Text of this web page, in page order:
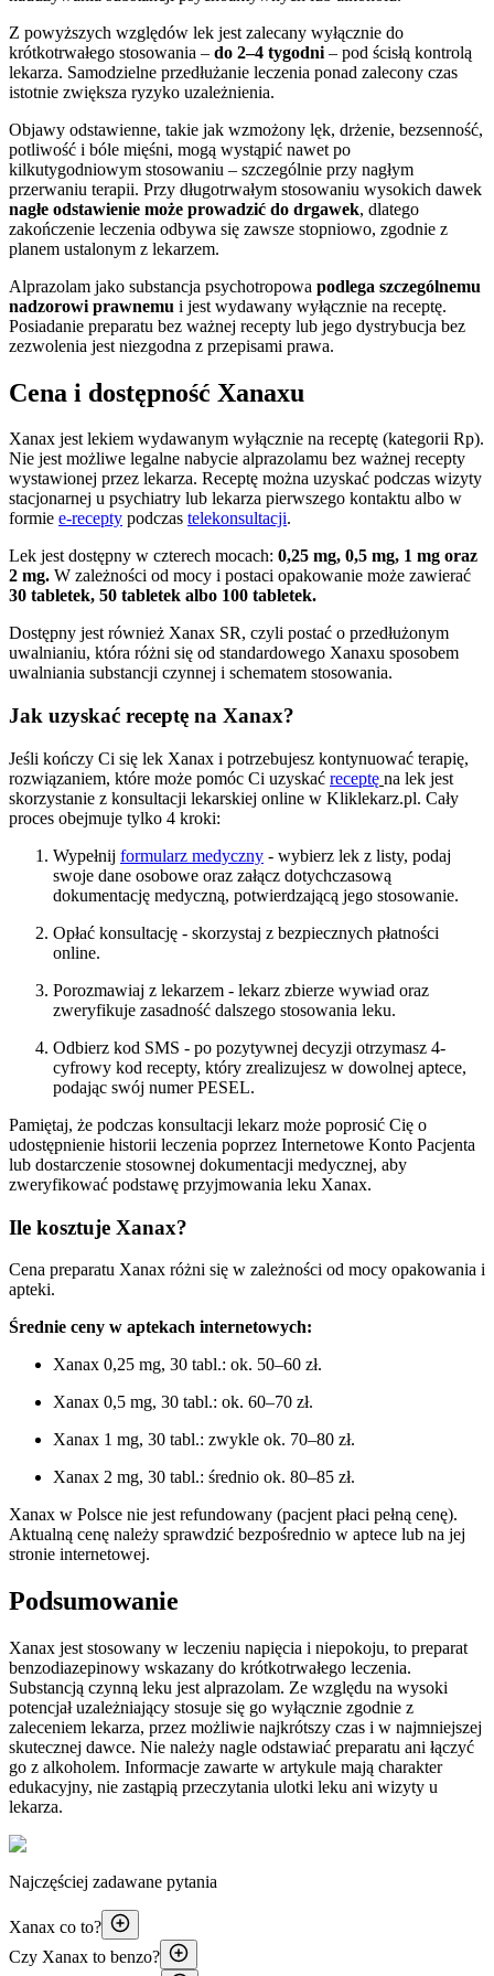
Z powyższych względów lek jest zalecany wyłącznie do
krótkotrwałego stosowania – do 2–4 tygodni – pod ścisłą kontrolą
lekarza. Samodzielne przedłużanie leczenia ponad zalecony czas
istotnie zwiększa ryzyko uzależnienia.
Objawy odstawienne, takie jak wzmożony lęk, drżenie, bezsenność,
potliwość i bóle mięśni, mogą wystąpić nawet po
kilkutygodniowym stosowaniu – szczególnie przy nagłym
przerwaniu terapii. Przy długotrwałym stosowaniu wysokich dawek
nagłe odstawienie może prowadzić do drgawek, dlatego
zakończenie leczenia odbywa się zawsze stopniowo, zgodnie z
planem ustalonym z lekarzem.
Alprazolam jako substancja psychotropowa podlega szczególnemu
nadzorowi prawnemu i jest wydawany wyłącznie na receptę.
Posiadanie preparatu bez ważnej recepty lub jego dystrybucja bez
zezwolenia jest niezgodna z przepisami prawa.
Cena i dostępność Xanaxu
Xanax jest lekiem wydawanym wyłącznie na receptę (kategorii Rp).
Nie jest możliwe legalne nabycie alprazolamu bez ważnej recepty
wystawionej przez lekarza. Receptę można uzyskać podczas wizyty
stacjonarnej u psychiatry lub lekarza pierwszego kontaktu albo w
formie e-recepty podczas telekonsultacji.
Lek jest dostępny w czterech mocach: 0,25 mg, 0,5 mg, 1 mg oraz
2 mg. W zależności od mocy i postaci opakowanie może zawierać
30 tabletek, 50 tabletek albo 100 tabletek.
Dostępny jest również Xanax SR, czyli postać o przedłużonym
uwalnianiu, która różni się od standardowego Xanaxu sposobem
uwalniania substancji czynnej i schematem stosowania.
Jak uzyskać receptę na Xanax?
Jeśli kończy Ci się lek Xanax i potrzebujesz kontynuować terapię,
rozwiązaniem, które może pomóc Ci uzyskać receptę na lek jest
skorzystanie z konsultacji lekarskiej online w Kliklekarz.pl. Cały
proces obejmuje tylko 4 kroki:
Wypełnij formularz medyczny - wybierz lek z listy, podaj
swoje dane osobowe oraz załącz dotychczasową
dokumentację medyczną, potwierdzającą jego stosowanie.
Opłać konsultację - skorzystaj z bezpiecznych płatności
online.
Porozmawiaj z lekarzem - lekarz zbierze wywiad oraz
zweryfikuje zasadność dalszego stosowania leku.
Odbierz kod SMS - po pozytywnej decyzji otrzymasz 4-
cyfrowy kod recepty, który zrealizujesz w dowolnej aptece,
podając swój numer PESEL.
Pamiętaj, że podczas konsultacji lekarz może poprosić Cię o
udostępnienie historii leczenia poprzez Internetowe Konto Pacjenta
lub dostarczenie stosownej dokumentacji medycznej, aby
zweryfikować podstawę przyjmowania leku Xanax.
Ile kosztuje Xanax?
Cena preparatu Xanax różni się w zależności od mocy opakowania i
apteki.
Średnie ceny w aptekach internetowych:
Xanax 0,25 mg, 30 tabl.: ok. 50–60 zł.
Xanax 0,5 mg, 30 tabl.: ok. 60–70 zł.
Xanax 1 mg, 30 tabl.: zwykle ok. 70–80 zł.
Xanax 2 mg, 30 tabl.: średnio ok. 80–85 zł.
Xanax w Polsce nie jest refundowany (pacjent płaci pełną cenę).
Aktualną cenę należy sprawdzić bezpośrednio w aptece lub na jej
stronie internetowej.
Podsumowanie
Xanax jest stosowany w leczeniu napięcia i niepokoju, to preparat
benzodiazepinowy wskazany do krótkotrwałego leczenia.
Substancją czynną leku jest alprazolam. Ze względu na wysoki
potencjał uzależniający stosuje się go wyłącznie zgodnie z
zaleceniem lekarza, przez możliwie najkrótszy czas i w najmniejszej
skutecznej dawce. Nie należy nagle odstawiać preparatu ani łączyć
go z alkoholem. Informacje zawarte w artykule mają charakter
edukacyjny, nie zastąpią przeczytania ulotki leku ani wizyty u
lekarza.
Najczęściej zadawane pytania
Xanax co to?
Czy Xanax to benzo?